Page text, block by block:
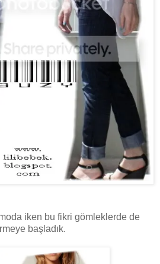
iken bu fikri gömleklerde de
başladık.